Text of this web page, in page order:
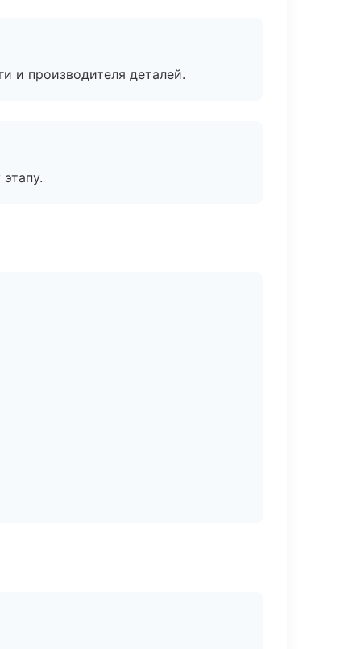
и производителя деталей.